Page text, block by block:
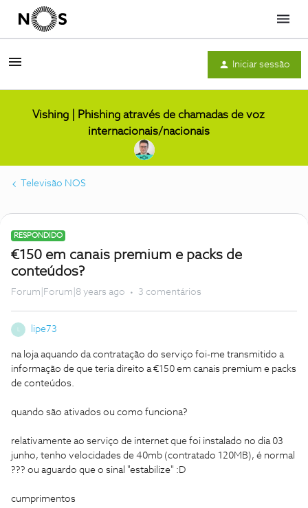
Menu
Iniciar sessão
Vishing | Phishing através de chamadas de voz
internacionais/nacionais
Televisão NOS
RESPONDIDO
€150 em canais premium e packs de
conteúdos?
Forum|Forum|8 years ago 3 comentários
lipe73
na loja aquando da contratação do serviço foi-me transmitido a
informação de que teria direito a €150 em canais premium e packs
de conteúdos.
quando são ativados ou como funciona?
relativamente ao serviço de internet que foi instalado no dia 03
junho, tenho velocidades de 40mb (contratado 120MB), é normal
??? ou aguardo que o sinal "estabilize" :D
cumprimentos